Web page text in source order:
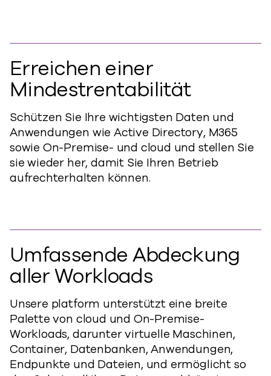
Erreichen einer
Mindestrentabilität
Schützen Sie Ihre wichtigsten Daten und
Anwendungen wie Active Directory, M365
sowie On-Premise- und cloud und stellen Sie
sie wieder her, damit Sie Ihren Betrieb
aufrechterhalten können.
Umfassende Abdeckung
aller Workloads
Unsere platform unterstützt eine breite
Palette von cloud und On-Premise-
Workloads, darunter virtuelle Maschinen,
Container, Datenbanken, Anwendungen,
Endpunkte und Dateien, und ermöglicht so